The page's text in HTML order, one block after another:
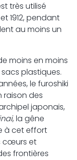
très utilisé
1912, pendant
au moins un
moins en moins
plastiques.
le furoshiki
raison des
japonais,
, la gêne
à cet effort
cœurs et
frontières